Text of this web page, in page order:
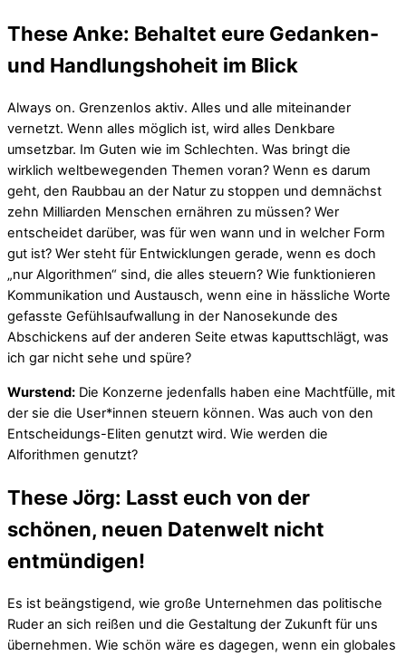
These Anke: Behaltet eure Gedanken-
und Handlungshoheit im Blick
Always on. Grenzenlos aktiv. Alles und alle miteinander
vernetzt. Wenn alles möglich ist, wird alles Denkbare
umsetzbar. Im Guten wie im Schlechten. Was bringt die
wirklich weltbewegenden Themen voran? Wenn es darum
geht, den Raubbau an der Natur zu stoppen und demnächst
zehn Milliarden Menschen ernähren zu müssen? Wer
entscheidet darüber, was für wen wann und in welcher Form
gut ist? Wer steht für Entwicklungen gerade, wenn es doch
„nur Algorithmen“ sind, die alles steuern? Wie funktionieren
Kommunikation und Austausch, wenn eine in hässliche Worte
gefasste Gefühlsaufwallung in der Nanosekunde des
Abschickens auf der anderen Seite etwas kaputtschlägt, was
ich gar nicht sehe und spüre?
Wurstend: Die Konzerne jedenfalls haben eine Machtfülle, mit
der sie die User*innen steuern können. Was auch von den
Entscheidungs-Eliten genutzt wird. Wie werden die
Alforithmen genutzt?
These Jörg: Lasst euch von der
schönen, neuen Datenwelt nicht
entmündigen!
Es ist beängstigend, wie große Unternehmen das politische
Ruder an sich reißen und die Gestaltung der Zukunft für uns
übernehmen. Wie schön wäre es dagegen, wenn ein globales